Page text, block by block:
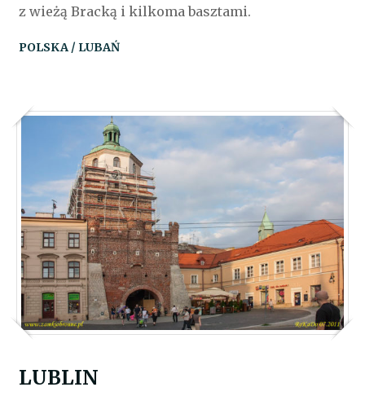
z wieżą Bracką i kilkoma basztami.
POLSKA / LUBAŃ
LUBLIN